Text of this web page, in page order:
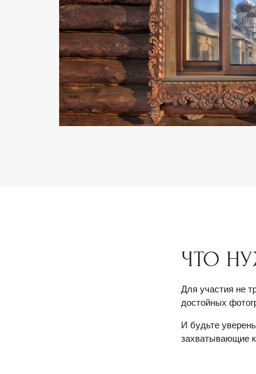
ЧТО
Для участия не
достойных
И будьте
захватывающие